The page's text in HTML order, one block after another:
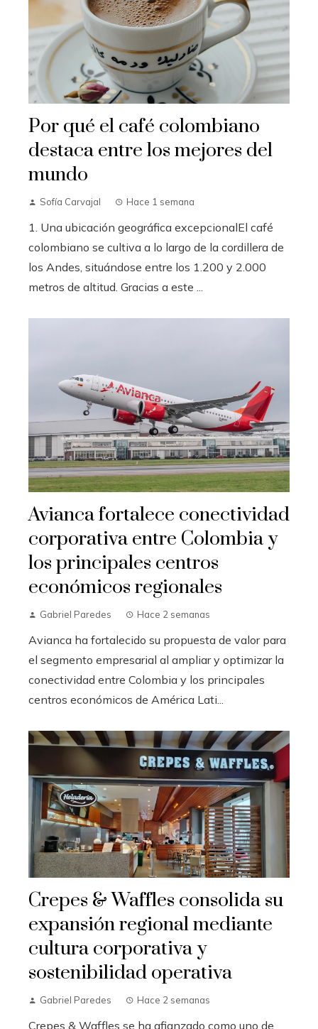
Por qué el café colombiano
destaca entre los mejores del
mundo
Sofía Carvajal Hace 1 semana
1. Una ubicación geográfica excepcionalEl café
colombiano se cultiva a lo largo de la cordillera de
los Andes, situándose entre los 1.200 y 2.000
metros de altitud. Gracias a este ...
Avianca fortalece conectividad
corporativa entre Colombia y
los principales centros
económicos regionales
Gabriel Paredes Hace 2 semanas
Avianca ha fortalecido su propuesta de valor para
el segmento empresarial al ampliar y optimizar la
conectividad entre Colombia y los principales
centros económicos de América Lati...
Crepes & Waffles consolida su
expansión regional mediante
cultura corporativa y
sostenibilidad operativa
Gabriel Paredes Hace 2 semanas
Crepes & Waffles se ha afianzado como uno de